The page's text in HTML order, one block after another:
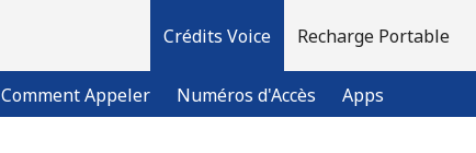
Crédits Voice
Comment Appeler Numéros d'Accès Apps
Recharge Portable